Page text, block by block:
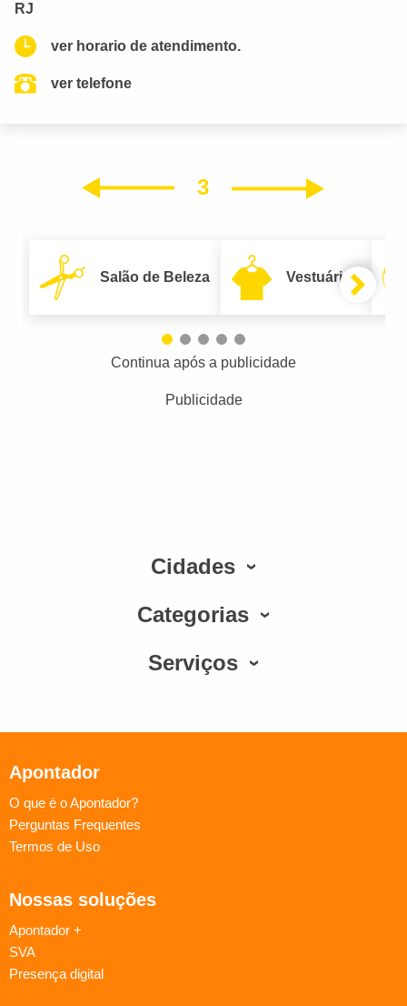
RJ
ver horario de atendimento.
ver telefone
3
Salão de Beleza Vestuário
Continua após a publicidade
Publicidade
Cidades
Categorias
Serviços
Apontador
O que é o Apontador?
Perguntas Frequentes
Termos de Uso
Nossas soluções
Apontador +
SVA
Presença digital